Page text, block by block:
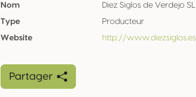
Nom
Diez Siglos de Verdejo SL
Type
Producteur
Website
http://www.diezsiglos.es
Partager